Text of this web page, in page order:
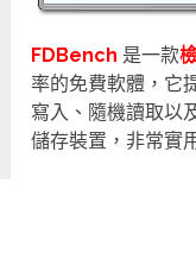
FDBench 是一款
率的免費軟體，它
寫入、隨機讀取以
儲存裝置，非常實